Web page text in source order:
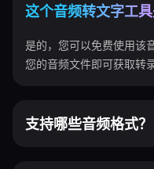
这个音频转文字工
是的，您可以免费使用该
您的音频文件即可获取转
支持哪些音频格式？